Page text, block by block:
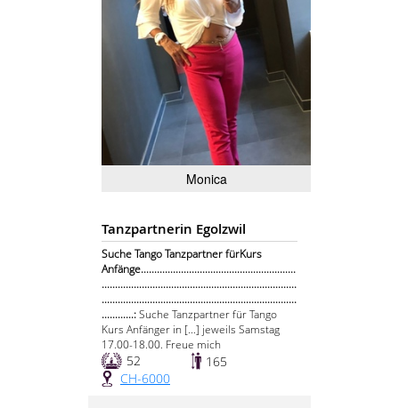
Monica
Tanzpartnerin Egolzwil
Suche Tango Tanzpartner fürKurs
Anfänge..........................................................
.........................................................................
.........................................................................
............:Suche Tanzpartner für Tango
Kurs Anfänger in [...] jeweils Samstag
17.00-18.00. Freue mich
52
165
CH-6000